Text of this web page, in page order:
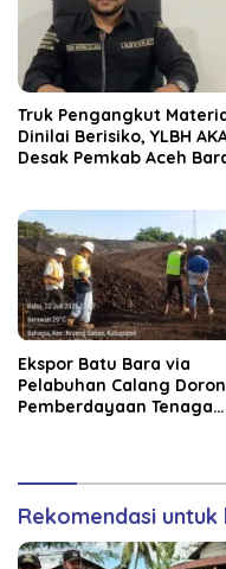
Truk Pengangkut
Dinilai Berisiko, YLBH
Desak Pemkab Aceh
‎Ekspor Batu Bara via
Pelabuhan Calang
Pemberdayaan Tenaga
Rekomendasi untuk